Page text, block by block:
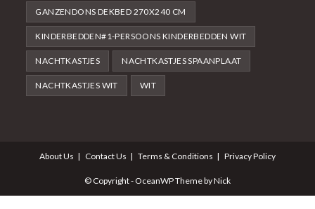
GANZENDONS DEKBED 270X240 CM
KINDERBEDDEN#1-PERSOONS KINDERBEDDEN WIT
NACHTKASTJES NACHTKASTJES SPAANPLAAT
NACHTKASTJES WIT WIT
About Us Contact Us Terms & Conditions Privacy Policy
© Copyright - OceanWP Theme by Nick